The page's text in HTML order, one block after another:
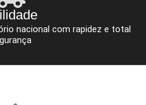
nacional com rapidez e total